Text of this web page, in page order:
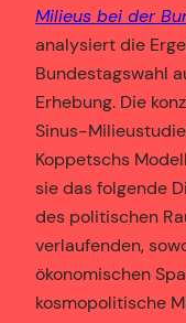
Milieus bei der
analysiert die
Bundestagswahl
Erhebung. Die
Sinus-
Koppetschs
sie das folgende
des politischen
verlaufenden,
ökonomischen
kosmopolitische